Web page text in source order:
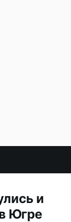
и
Югре